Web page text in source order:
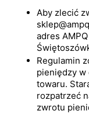
Aby zlecić
adres
Regulamin
pieniędzy w
towaru.
rozpatrzeć
zwrotu